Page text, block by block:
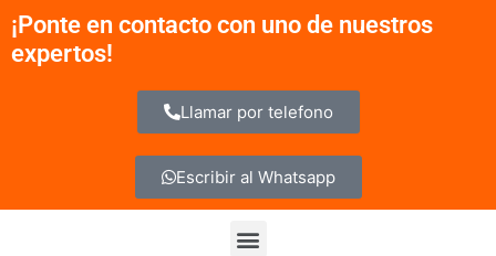
contenido
¡Ponte en contacto con uno de nuestros
expertos!
Llamar por telefono
Escribir al Whatsapp
Menu